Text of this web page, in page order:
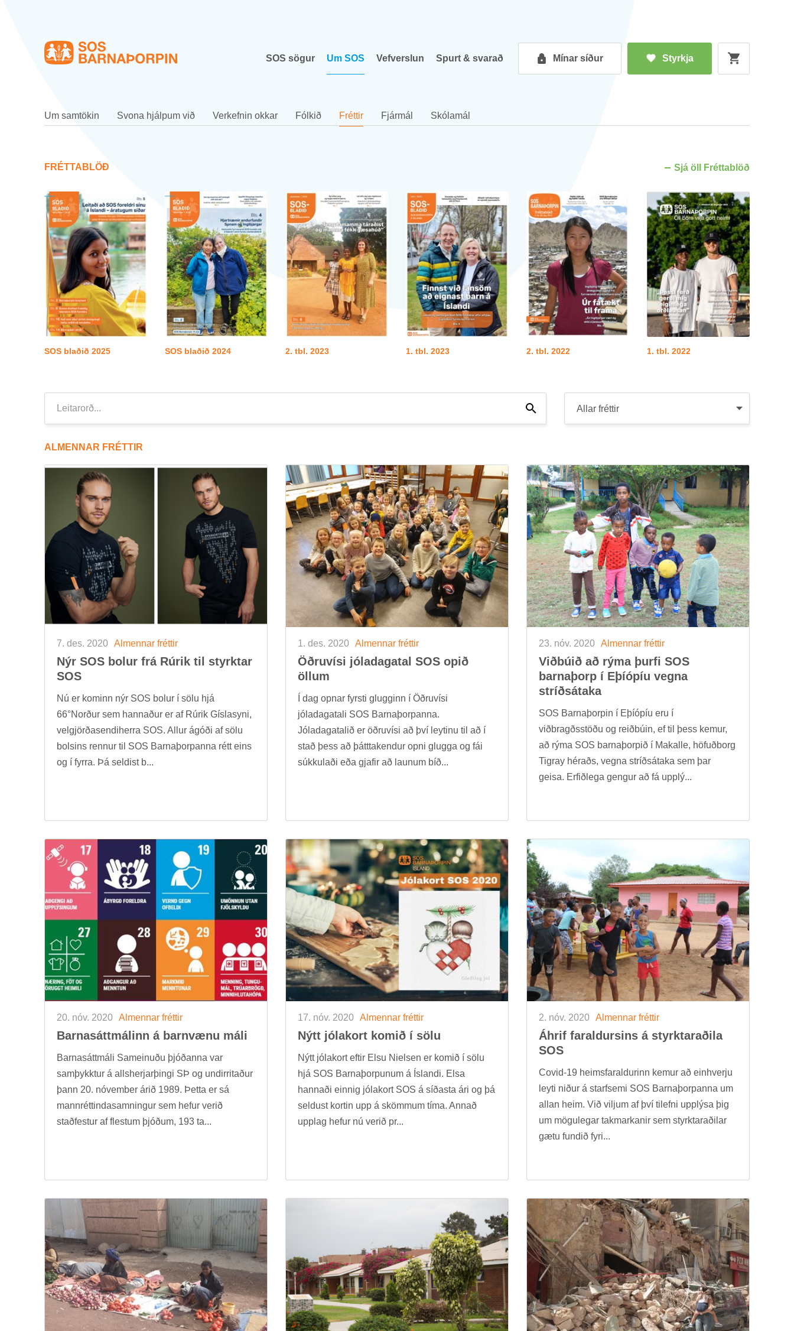
Heim SOS sög­ur Um SOS Vef­versl­un Spurt & svar­að Mín­ar síð­ur Styrkja
Um sam­tök­in Svona hjálp­um við Verk­efn­in okk­ar Fólk­ið Frétt­ir Fjár­mál Skóla­mál
FRÉTTA­BLÖÐ Sjá öll Frétta­blöð
SOS blað­ið 2025 SOS blað­ið 2024 2. tbl. 2023 1. tbl. 2023 2. tbl. 2022 1. tbl. 2022
Leita
ALMENNAR FRÉTTIR
7. des. 2020 Al­menn­ar frétt­ir
Nýr SOS bol­ur frá Rúrik til styrkt­ar
SOS
Nú er kom­inn nýr SOS bol­ur í sölu hjá
66°N­orð­ur sem hann­að­ur er af Rúrik Gísla­syni,
vel­gjörða­sendi­herra SOS. All­ur ágóði af sölu
bols­ins renn­ur til SOS Barna­þorp­anna rétt eins
og í fyrra. Þá seld­ist b...
1. des. 2020 Al­menn­ar frétt­ir
Öðru­vísi jóla­da­ga­tal SOS opið
öll­um
Í dag opn­ar fyrsti glugg­inn í Öðru­vísi
jóla­da­ga­tali SOS Barna­þorp­anna.
Jóla­da­ga­tal­ið er öðru­vísi að því leyt­inu til að í
stað þess að þátt­tak­end­ur opni glugga og fái
súkkulaði eða gjaf­ir að laun­um bíð...
23. nóv. 2020 Al­menn­ar frétt­ir
Við­bú­ið að rýma þurfi SOS
barna­þorp í Eþí­óp­íu vegna
stríðs­átaka
SOS Barna­þorp­in í Eþí­óp­íu eru í
við­bragðs­stöðu og reið­bú­in, ef til þess kem­ur,
að rýma SOS barna­þorp­ið í Makalle, höf­uð­borg
Tigray hér­aðs, vegna stríðs­átaka sem þar
geisa. Erf­ið­lega geng­ur að fá upp­lý...
20. nóv. 2020 Al­menn­ar frétt­ir
Barna­sátt­mál­inn á barn­vænu máli
Barna­sátt­máli Sam­ein­uðu þjóð­anna var
sam­þykkt­ur á alls­herj­ar­þingi SÞ og und­ir­rit­að­ur
þann 20. nóv­em­ber árið 1989. Þetta er sá
mann­rétt­inda­samn­ing­ur sem hef­ur ver­ið
stað­fest­ur af flest­um þjóð­um, 193 ta...
17. nóv. 2020 Al­menn­ar frétt­ir
Nýtt jóla­kort kom­ið í sölu
Nýtt jóla­kort eft­ir Elsu Niel­sen er kom­ið í sölu
hjá SOS Barna­þorp­un­um á Ís­landi. Elsa
hann­aði einnig jóla­kort SOS á síð­asta ári og þá
seld­ust kort­in upp á skömm­um tíma. Ann­að
upp­lag hef­ur nú ver­ið pr...
2. nóv. 2020 Al­menn­ar frétt­ir
Áhrif far­ald­urs­ins á styrktarað­ila
SOS
Covid-19 heims­far­ald­ur­inn kem­ur að ein­hverju
leyti nið­ur á starf­semi SOS Barna­þorp­anna um
all­an heim. Við vilj­um af því til­efni upp­lýsa þig
um mögu­leg­ar tak­mark­an­ir sem styrktarað­il­ar
gætu fund­ið fyri...